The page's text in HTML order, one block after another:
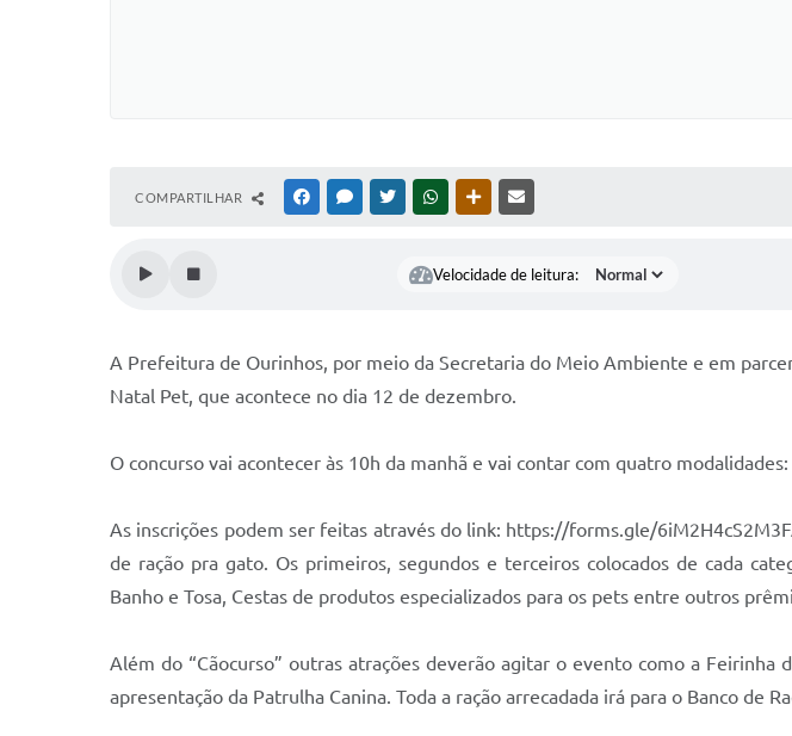
COMPARTILHAR FACEBOOKMESSENGER
TWITTERWHATSAPPOUTRAS MÍDIAS
Velocidade de leitura:
A Prefeitura de Ourinhos, por meio da Secretaria do Meio Ambiente e em
Natal Pet, que acontece no dia 12 de dezembro.
O concurso vai acontecer às 10h da manhã e vai contar com quatro
As inscrições podem ser feitas através do link: https://forms.gle/
de ração pra gato. Os primeiros, segundos e terceiros colocados de cada
Banho e Tosa, Cestas de produtos especializados para os pets entre outros
Além do “Cãocurso” outras atrações deverão agitar o evento como a
apresentação da Patrulha Canina. Toda a ração arrecadada irá para o Banco de